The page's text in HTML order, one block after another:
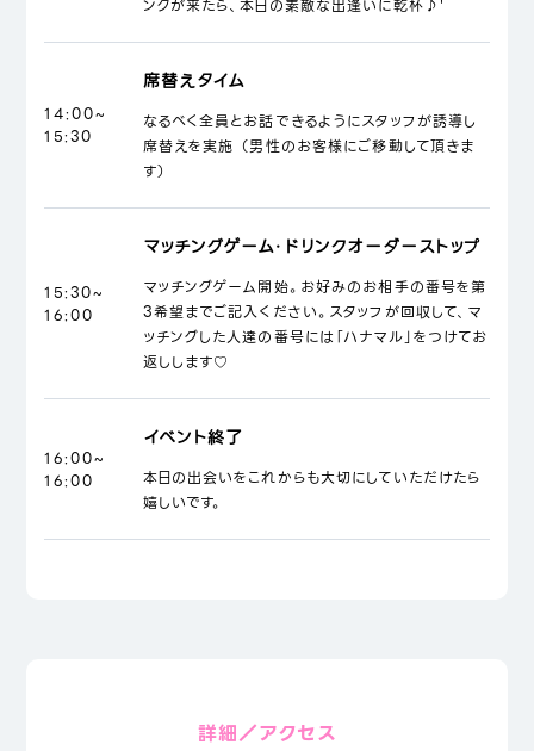
ンクが来たら、本日の素敵な出逢いに乾杯♪'
14:00~
15:30
席替えタイム
なるべく全員とお話できるようにスタッフが誘導し
席替えを実施 （男性のお客様にご移動して頂きま
す）
15:30~
16:00
マッチングゲーム・ドリンクオーダーストップ
マッチングゲーム開始。お好みのお相手の番号を第
3希望までご記入ください。スタッフが回収して、マ
ッチングした人達の番号には「ハナマル」をつけてお
返しします♡
16:00~
16:00
イベント終了
本日の出会いをこれからも大切にしていただけたら
嬉しいです。
詳細／アクセス